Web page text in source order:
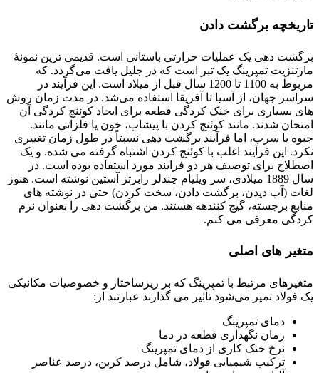
تاریخچه برگشت دادن
برگشت دهی یک عملیات حرارتی باستانی است. قدیمی ترین نمونۀ
مارتنزیت تمپرینگ یک تبر است که در جلیل یافت می‌گردد. که
مربوط به 1100 تا 1200 سال قبل از میلاد است. این فرآیند در
سراسر جهان، از آسیا تا آفریقا استفاده می‌شد. در مدت زمان روش
های بسیاری برای خنک کردگی قطعه برای ایجاد کوئنچ کردگی آن
امتحان شدند. مانند کوئنچ کردن با پیشاب، خون یا فلزاتی مانند.
جیوه یا سرب، اما فرآیند برگشت دهی نسبتاً در طول زمان تغییری
نکرد. این فرآیند اغلب با کوئنچ کردن اشتباه گرفته می شده. و یک
اصطلاح برای توصیف هر دو فرایند مورد استفاده بوده است. در
سال 1889 میلادی، سر ویلیام چندلر رابرتز آستین نوشته است. هنوز
لغات (آب دیدن، برگشت دادن، سخت کردن) حتی در نوشته های
منابع برجسته، گیج کنندهه هستند. من برگشت دهی را بعنوان نرم
کردگی معرفی می کنم.
متغیر های اصلی
متغیرهای مرتبط با تمپرینگ که بر ریزساختار و خصوصیات مکانیکی
یک فولاد تمپر می‌شود تأثیر می گذارند عبارتند از:
دمای تمپرینگ
زمان نگهداری قطعه در دما
نرخ خنک کاری از دمای تمپرینگ
ترکیب شیمیایی فولاد، شامل درصد کربن، درصد عناصر